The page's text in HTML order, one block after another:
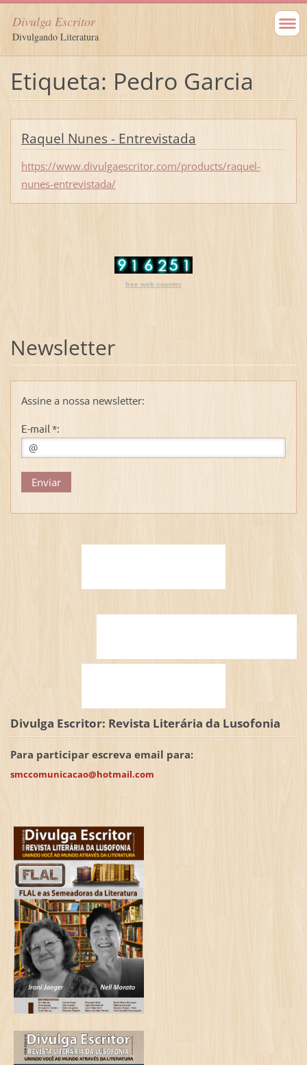
Divulga Escritor
Divulgando Literatura
Etiqueta: Pedro Garcia
Raquel Nunes - Entrevistada
https://www.divulgaescritor.com/products/raquel-
nunes-entrevistada/
free web counter
Newsletter
Assine a nossa newsletter:
E-mail *:
Divulga Escritor: Revista Literária da Lusofonia
Para participar escreva email para:
smccomunicacao@hotmail.com